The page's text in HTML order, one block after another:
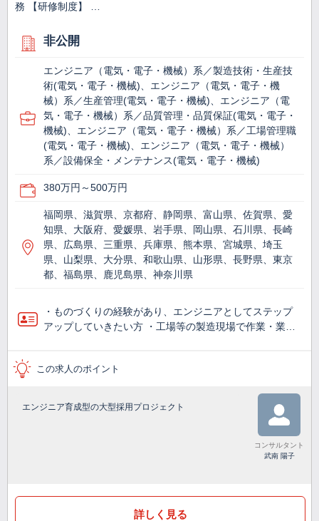
務 【研修制度】 …
非公開
エンジニア（電気・電子・機械）系／製造技術・生産技
術(電気・電子・機械)、エンジニア（電気・電子・機
械）系／生産管理(電気・電子・機械)、エンジニア（電
気・電子・機械）系／品質管理・品質保証(電気・電子・
機械)、エンジニア（電気・電子・機械）系／工場管理職
(電気・電子・機械)、エンジニア（電気・電子・機械）
系／設備保全・メンテナンス(電気・電子・機械)
380万円～500万円
福岡県、滋賀県、京都府、静岡県、富山県、佐賀県、愛
知県、大阪府、愛媛県、岩手県、岡山県、石川県、長崎
県、広島県、三重県、兵庫県、熊本県、宮城県、埼玉
県、山梨県、大分県、和歌山県、山形県、長野県、東京
都、福島県、鹿児島県、神奈川県
・ものづくりの経験があり、エンジニアとしてステップ
アップしていきたい方 ・工場等の製造現場で作業・業…
この求人のポイント
エンジニア育成型の大型採用プロジェクト
コンサルタント
武南 陽子
詳しく見る